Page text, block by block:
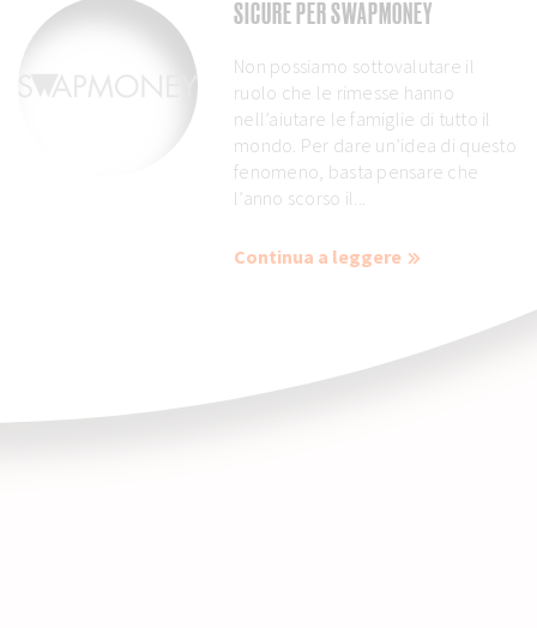
SICURE PER SWAPMONEY
Non possiamo sottovalutare il
ruolo che le rimesse hanno
nell’aiutare le famiglie di tutto il
mondo. Per dare un’idea di questo
fenomeno, basta pensare che
l’anno scorso il...
Continua a leggere